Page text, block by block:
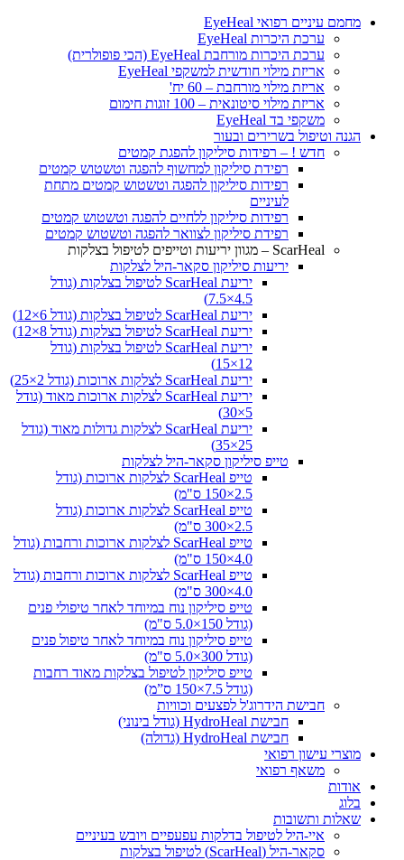
מחמם עיניים רפואי EyeHeal
ערכת היכרות EyeHeal
ערכת היכרות מורחבת EyeHeal (הכי פופולרית)
אריזת מילוי חודשית למשקפי EyeHeal
אריזת מילוי מורחבת – 60 יח'
אריזת מילוי סיטונאית – 100 זוגות חימום
משקפי בד EyeHeal
הגנה וטיפול בשרירים ובעור
חדש ! – רפידות סיליקון להפגת קמטים
רפידת סיליקון למחשוף להפגה וטשטוש קמטים
רפידות סיליקון להפגה וטשטוש קמטים מתחת
לעיניים
רפידות סיליקון ללחיים להפגה וטשטוש קמטים
רפידת סיליקון לצוואר להפגה וטשטוש קמטים
ScarHeal – מגוון יריעות וטייפים לטיפול בצלקות
יריעות סיליקון סקאר-היל לצלקות
יריעת ScarHeal לטיפול בצלקות (גודל
4.5×7.5)
יריעת ScarHeal לטיפול בצלקות (גודל 6×12)
יריעת ScarHeal לטיפול בצלקות (גודל 8×12)
יריעת ScarHeal לטיפול בצלקות (גודל
12×15)
יריעת ScarHeal לצלקות ארוכות (גודל 2×25)
יריעת ScarHeal לצלקות ארוכות מאוד (גודל
5×30)
יריעת ScarHeal לצלקות גדולות מאוד (גודל
25×35)
טייפ סיליקון סקאר-היל לצלקות
טייפ ScarHeal לצלקות ארוכות (גודל
2.5×150 ס"מ)
טייפ ScarHeal לצלקות ארוכות (גודל
2.5×300 ס"מ)
טייפ ScarHeal לצלקות ארוכות ורחבות (גודל
4.0×150 ס"מ)
טייפ ScarHeal לצלקות ארוכות ורחבות (גודל
4.0×300 ס"מ)
טייפ סיליקון נוח במיוחד לאחר טיפולי פנים
(גודל 150×5.0 ס"מ)
טייפ סיליקון נוח במיוחד לאחר טיפול פנים
(גודל 300×5.0 ס"מ)
טייפ סיליקון לטיפול בצלקות מאוד רחבות
(גודל 7.5×150 ס”מ)
חבישת הידרוג'ל לפצעים וכוויות
חבישת HydroHeal (גודל בינוני)
חבישת HydroHeal (גדולה)
מוצרי עישון רפואי
משאף רפואי
אודות
בלוג
שאלות ותשובות
איי-היל לטיפול בדלקות עפעפיים ויובש בעיניים
סקאר-היל (ScarHeal) לטיפול בצלקות